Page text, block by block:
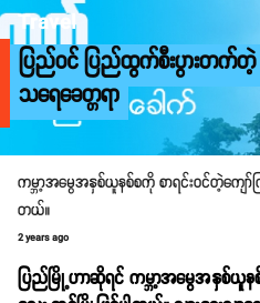
Travel
ပြည်ဝင် ပြည်ထွက်စီးပွားတက်
သရေခေတ္တရာ
ကမ္ဘာ့အမွေအနှစ်ယူနစ်စကို စာရင်းဝင်တဲ့ကျော်ကြ
တယ်။
2 years ago
ပြည်မြို့ဟာဆိုရင် ကမ္ဘာ့အမွေအနှစ်ယူနစ်